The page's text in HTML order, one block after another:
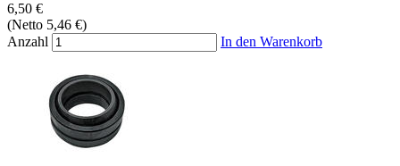
6,50 €
(Netto 5,46 €)
Anzahl
In den Warenkorb